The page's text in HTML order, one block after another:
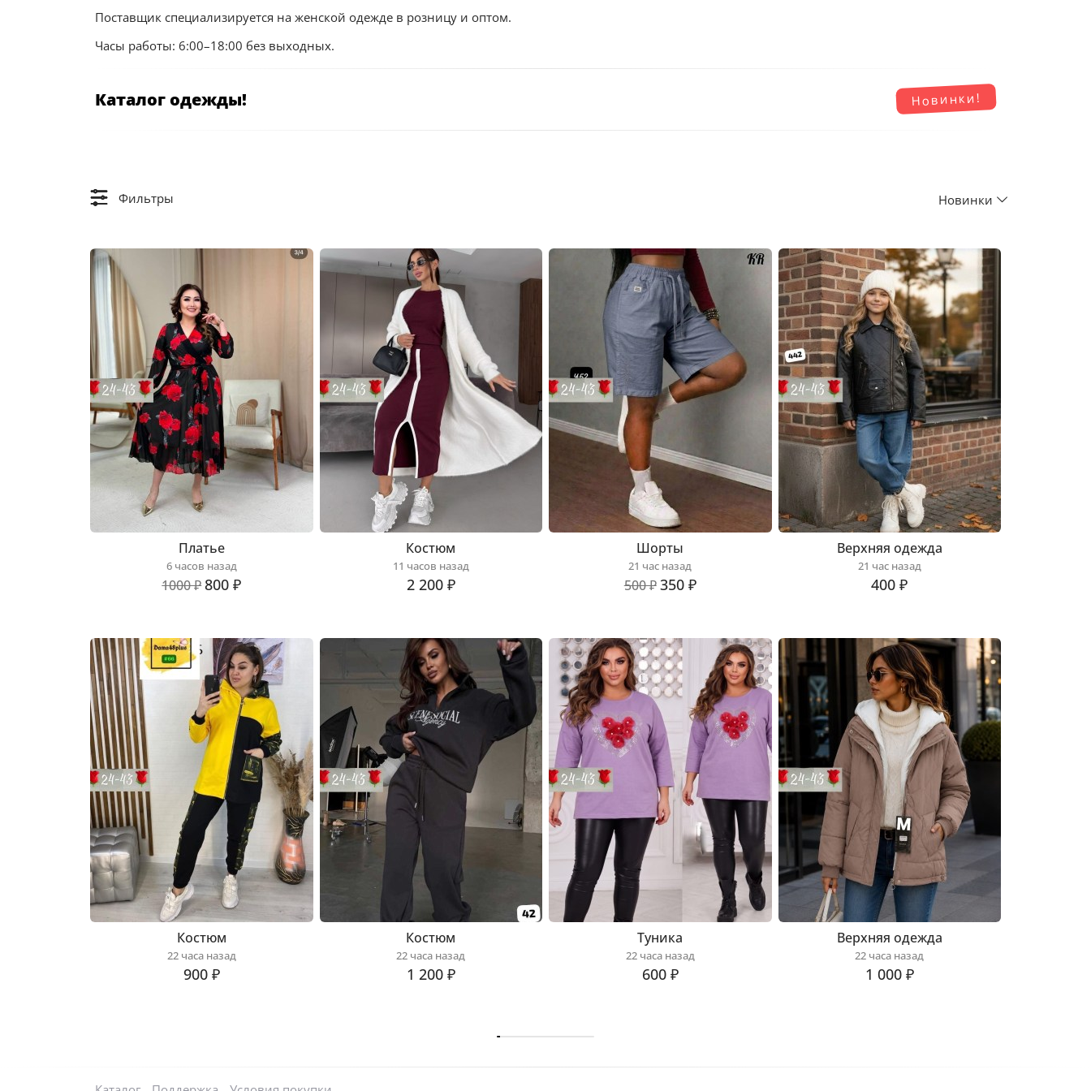
Поставщик специализируется на женской одежде в розницу и оптом.
Часы работы: 6:00–18:00 без выходных.
Новинки!
Каталог одежды!
Фильтры Новинки
Платье
6 часов назад
1000 ₽800 ₽
Костюм
11 часов назад
2 200 ₽
Шорты
21 час назад
500 ₽350 ₽
Верхняя одежда
21 час назад
400 ₽
Костюм
22 часа назад
900 ₽
Костюм
22 часа назад
1 200 ₽
Туника
22 часа назад
600 ₽
Верхняя одежда
22 часа назад
1 000 ₽